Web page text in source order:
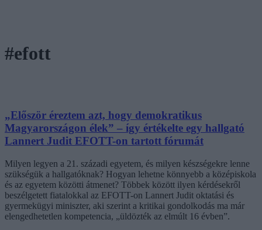
#efott
„Először éreztem azt, hogy demokratikus
Magyarországon élek” – így értékelte egy hallgató
Lannert Judit EFOTT-on tartott fórumát
Milyen legyen a 21. századi egyetem, és milyen készségekre lenne
szükségük a hallgatóknak? Hogyan lehetne könnyebb a középiskola
és az egyetem közötti átmenet? Többek között ilyen kérdésekről
beszélgetett fiatalokkal az EFOTT-on Lannert Judit oktatási és
gyermekügyi miniszter, aki szerint a kritikai gondolkodás ma már
elengedhetetlen kompetencia, „üldözték az elmúlt 16 évben”.